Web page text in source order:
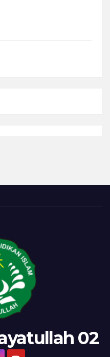
02